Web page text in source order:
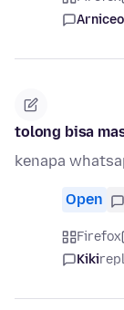
tolong bisa
kenapa
Open
Firefox
Kiki